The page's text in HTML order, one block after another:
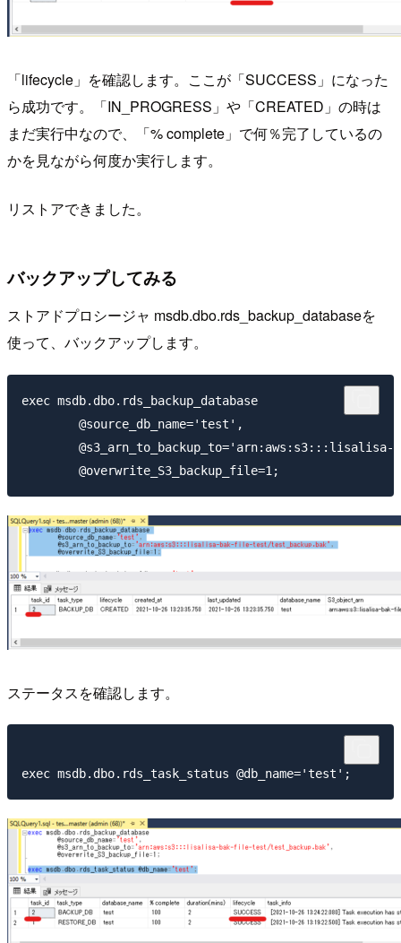
「lifecycle」を確認します。ここが「SUCCESS」になった
ら成功です。「IN_PROGRESS」や「CREATED」の時は
まだ実行中なので、「% complete」で何％完了しているの
かを見ながら何度か実行します。
リストアできました。
バックアップしてみる
ストアドプロシージャ msdb.dbo.rds_backup_databaseを
使って、バックアップします。
exec msdb.dbo.rds_backup_database
        @source_db_name='test',
ステータスを確認します。